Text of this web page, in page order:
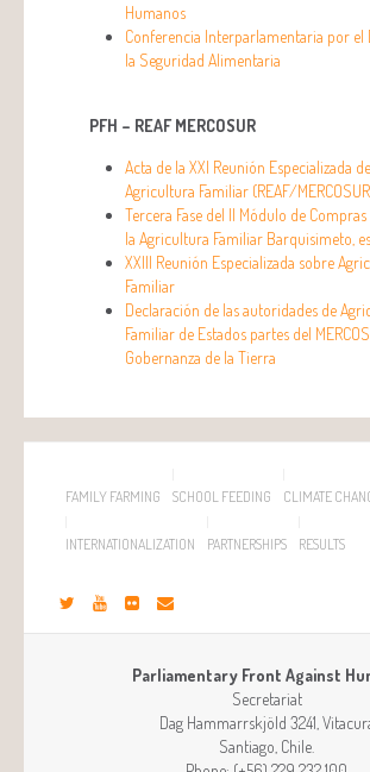
Humanos
Conferencia Interparlamentaria por el
la Seguridad Alimentaria
PFH – REAF MERCOSUR
Acta de la XXI Reunión Especializada de
Agricultura Familiar (REAF/
Tercera Fase del II Módulo de
la Agricultura Familiar Barquisimeto,
XXIII Reunión Especializada sobre
Familiar
Declaración de las autoridades de
Familiar de Estados partes del
Gobernanza de la Tierra
FAMILY FARMING SCHOOL FEEDING CLIMATE
INTERNATIONALIZATION PARTNERSHIPS RESULTS
Parliamentary Front Against
Secretariat
Dag Hammarrskjöld 3241,
Santiago Chile